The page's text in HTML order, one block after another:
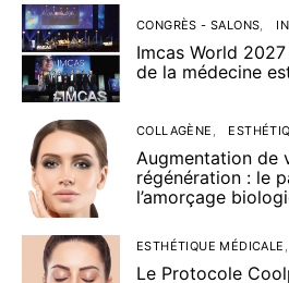
CONGRÈS - SALONS
Imcas World
de la médecine
COLLAGÈNE
Augmentation de
régénération : le
l’amorçage
ESTHÉTIQUE MÉDICALE
Le Protocole